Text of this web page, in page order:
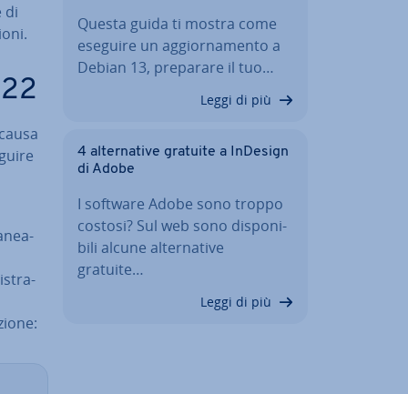
di
Questa guida ti mostra come
eseguire un ag­gior­na­men­to a
Debian 13, preparare il tuo…
Leggi di più
4 al­ter­na­ti­ve gratuite a InDesign
di Adobe
I software Adobe sono troppo
costosi? Sul web sono di­spo­ni­
bi­li alcune al­ter­na­ti­ve
gratuite…
Leggi di più